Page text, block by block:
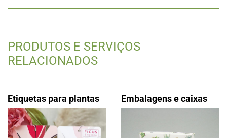
PRODUTOS E SERVIÇOS
RELACIONADOS
Etiquetas para plantas Embalagens e caixas